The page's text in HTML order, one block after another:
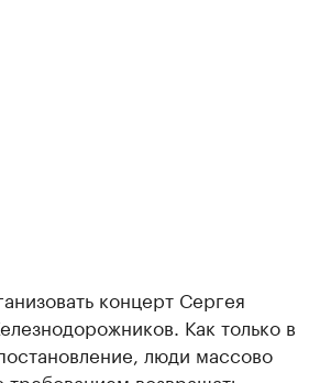
концерт Сергея
Как только в
люди массово